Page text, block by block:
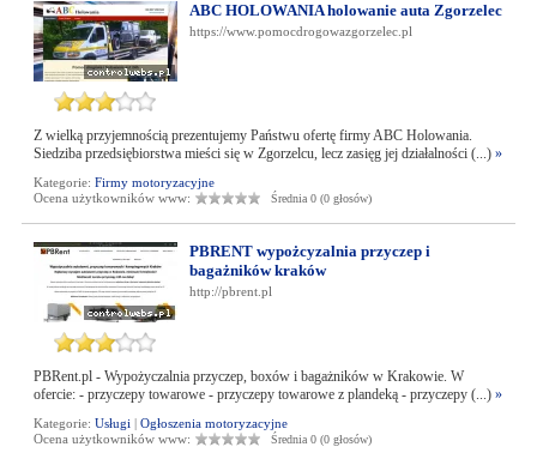
ABC HOLOWANIA holowanie auta Zgorzelec
https://www.pomocdrogowazgorzelec.pl
Z wielką przyjemnością prezentujemy Państwu ofertę firmy ABC Holowania.
Siedziba przedsiębiorstwa mieści się w Zgorzelcu, lecz zasięg jej działalności (...) »
Kategorie: Firmy motoryzacyjne
Ocena użytkowników www:
Średnia 0 (0 głosów)
PBRENT wypożcyzalnia przyczep i
bagażników kraków
http://pbrent.pl
PBRent.pl - Wypożyczalnia przyczep, boxów i bagażników w Krakowie. W
ofercie: - przyczepy towarowe - przyczepy towarowe z plandeką - przyczepy (...) »
Kategorie: Usługi | Ogłoszenia motoryzacyjne
Ocena użytkowników www:
Średnia 0 (0 głosów)